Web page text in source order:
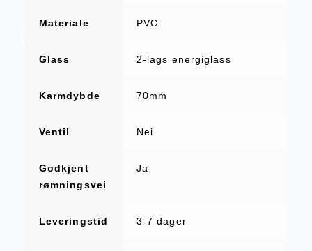
Materiale PVC
Glass 2-lags energiglass
Karmdybde 70mm
Ventil Nei
Godkjent
rømningsvei
Ja
Leveringstid 3-7 dager